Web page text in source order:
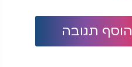
הוסף תגובה